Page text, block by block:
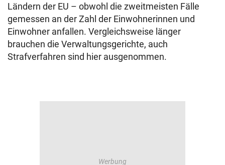
Ländern der EU – obwohl die zweitmeisten Fälle
gemessen an der Zahl der Einwohnerinnen und
Einwohner anfallen. Vergleichsweise länger
brauchen die Verwaltungsgerichte, auch
Strafverfahren sind hier ausgenommen.